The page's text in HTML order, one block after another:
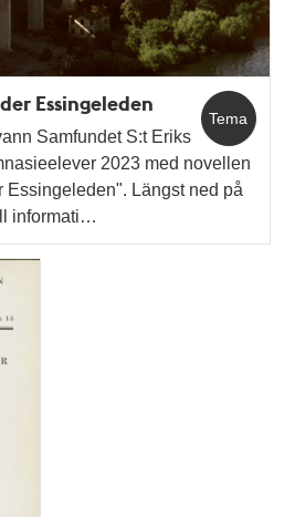
Tema
Essingeleden
Samfundet S:t Eriks
2023 med novellen
Essingeleden". Längst ned på
informati…